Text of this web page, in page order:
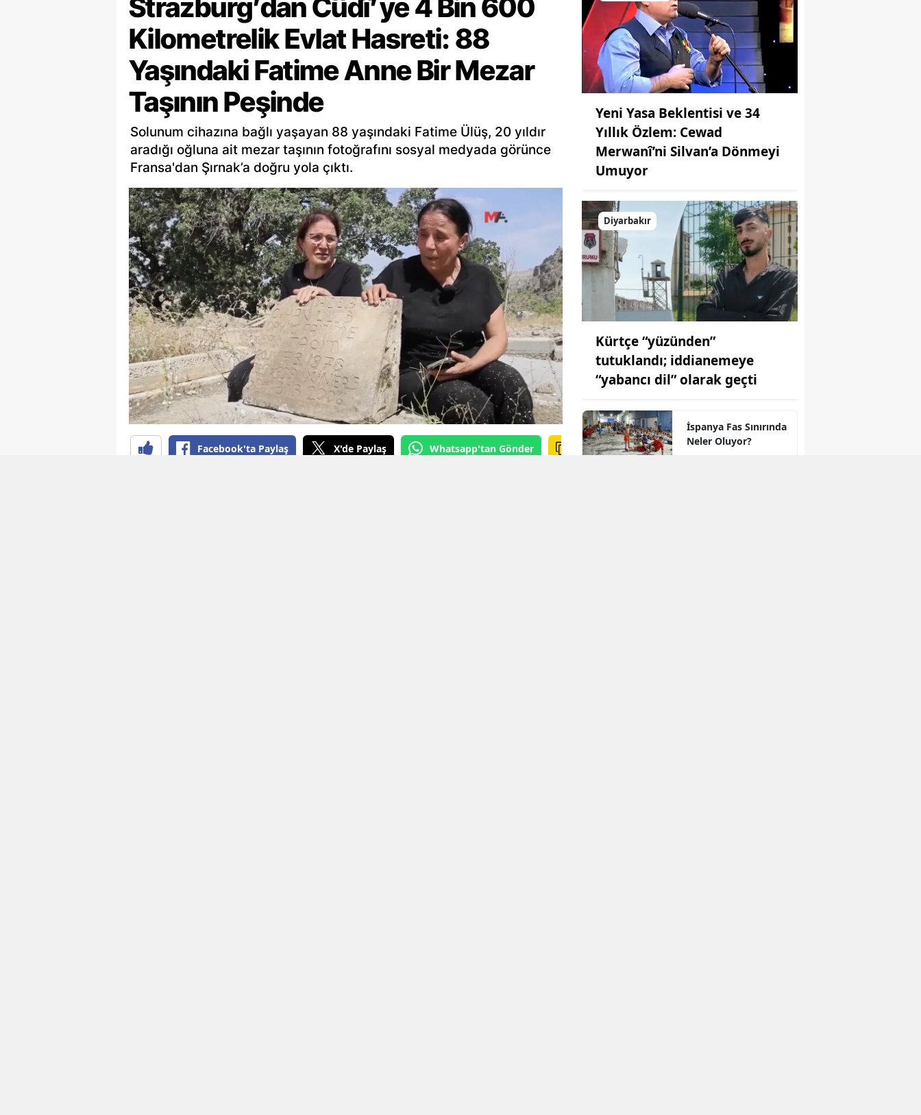
Strazburg’dan Cûdî’ye 4 Bin 600
Kilometrelik Evlat Hasreti: 88
Yaşındaki Fatime Anne Bir Mezar
Taşının Peşinde
Solunum cihazına bağlı yaşayan 88 yaşındaki Fatime Ülüş, 20 yıldır
aradığı oğluna ait mezar taşının fotoğrafını sosyal medyada görünce
Fransa'dan Şırnak’a doğru yola çıktı.
Facebook'ta Paylaş X'de Paylaş Whatsapp'tan Gönder
Yeni Yasa Beklentisi ve 34
Yıllık Özlem: Cewad
Merwanî’ni Silvan’a Dönmeyi
Umuyor
Diyarbakır
Kürtçe “yüzünden”
tutuklandı; iddianemeye
“yabancı dil” olarak geçti
İspanya Fas Sınırında
Neler Oluyor?